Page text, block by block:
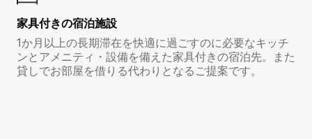
家具付き⁠の宿⁠泊⁠施⁠設
1か月以上の長期滞在を快適に過ごすのに必要なキッチ
ンとアメニティ・設備を備えた家具付きの宿泊先。また
貸しでお部屋を借りる代わりとなるご提案です。